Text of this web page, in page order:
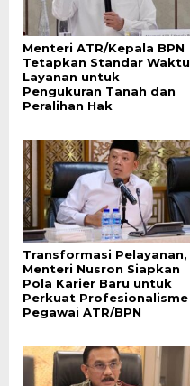
Menteri ATR/Kepala BPN
Tetapkan Standar Waktu
Layanan untuk
Pengukuran Tanah dan
Peralihan Hak
Transformasi Pelayanan,
Menteri Nusron Siapkan
Pola Karier Baru untuk
Perkuat Profesionalisme
Pegawai ATR/BPN